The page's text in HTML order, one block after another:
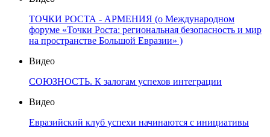
ТОЧКИ РОСТА - АРМЕНИЯ (о Международном
форуме «Точки Роста: региональная безопасность и мир
на пространстве Большой Евразии» )
Видео
СОЮЗНОСТЬ. К залогам успехов интеграции
Видео
Евразийский клуб успехи начинаются с инициативы